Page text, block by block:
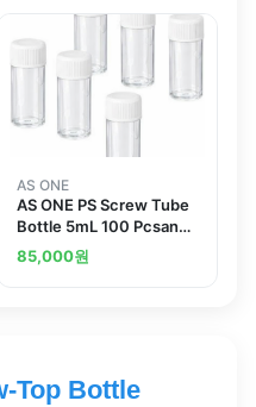
AS ONE
AS ONE PS Screw Tube
Bottle 5mL 100 Pcsand
others
85,000원
Top Bottle